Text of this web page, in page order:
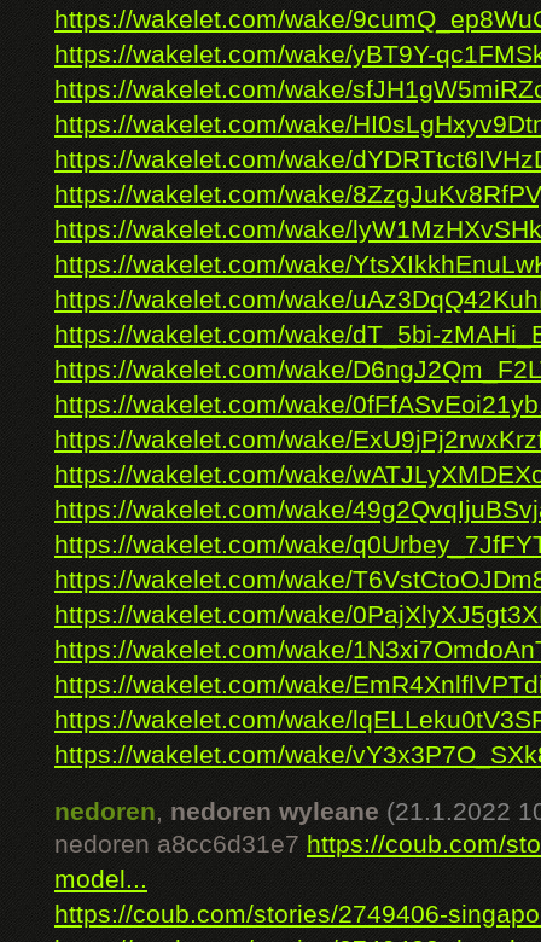
https://wakelet.com/wake/
https://wakelet.com/wake/yBT9Y-
https://wakelet.com/wake/
https://wakelet.com/wake/
https://wakelet.com/wake/
https://wakelet.com/wake/
https://wakelet.com/wake/
https://wakelet.com/wake/
https://wakelet.com/wake/
https://wakelet.com/wake/dT_5bi-
https://wakelet.com/wake/
https://wakelet.com/wake/
https://wakelet.com/wake/
https://wakelet.com/wake/
https://wakelet.com/wake/
https://wakelet.com/wake/
https://wakelet.com/wake/
https://wakelet.com/wake/
https://wakelet.com/wake/
https://wakelet.com/wake/
https://wakelet.com/wake/
https://wakelet.com/wake/
nedoren, nedoren wyleane (21.1.2022
nedoren a8cc6d31e7 https://coub.com/
model...
https://coub.com/stories/2749406-